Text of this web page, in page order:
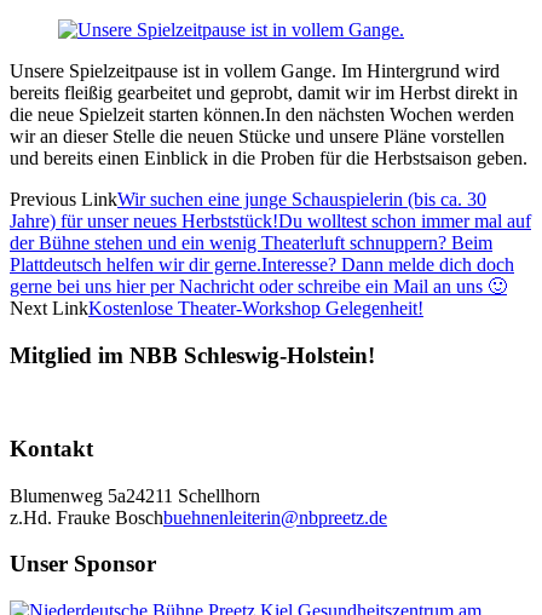
Unsere Spielzeitpause ist in vollem Gange. Im Hintergrund wird
bereits fleißig gearbeitet und geprobt, damit wir im Herbst direkt in
die neue Spielzeit starten können.In den nächsten Wochen werden
wir an dieser Stelle die neuen Stücke und unsere Pläne vorstellen
und bereits einen Einblick in die Proben für die Herbstsaison geben.
Previous LinkWir suchen eine junge Schauspielerin (bis ca. 30
Jahre) für unser neues Herbststück!Du wolltest schon immer mal auf
der Bühne stehen und ein wenig Theaterluft schnuppern? Beim
Plattdeutsch helfen wir dir gerne.Interesse? Dann melde dich doch
gerne bei uns hier per Nachricht oder schreibe ein Mail an uns 🙂
Next LinkKostenlose Theater-Workshop Gelegenheit!
Mitglied im NBB Schleswig-Holstein!
Kontakt
Blumenweg 5a24211 Schellhorn
z.Hd. Frauke Boschbuehnenleiterin@nbpreetz.de
Unser Sponsor